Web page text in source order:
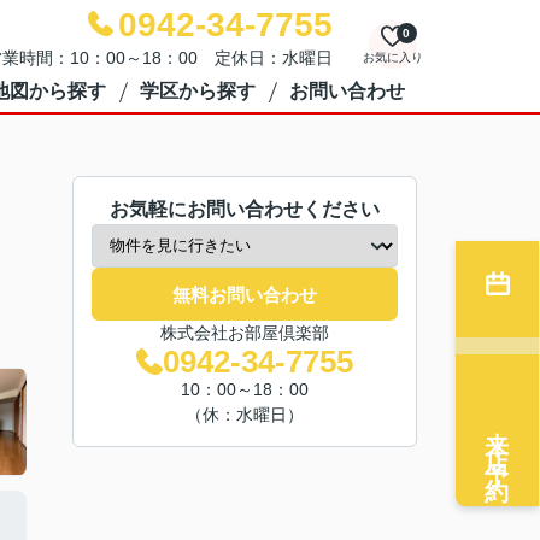
0942-34-7755
時間：10：00～18：00 定休日：水曜日 お気に入り
0
図から探す 学区から探す お問い合わせ
お気軽にお問い合わせください
無料お問い合わせ
株式会社お部屋倶楽部
0942-34-7755
10：00～18：00
（休：水曜日）
来店予約